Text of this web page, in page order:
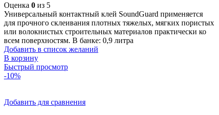
цена
составляла
850,00 ₽.
765,00 ₽.
Оценка 0 из 5
Универсальный контактный клей SoundGuard применяется
для прочного склеивания плотных тяжелых, мягких пористых
или волокнистых строительных материалов практически ко
всем поверхностям. В банке: 0,9 литра
Добавить в список желаний
В корзину
Быстрый просмотр
-10%
Добавить для сравнения